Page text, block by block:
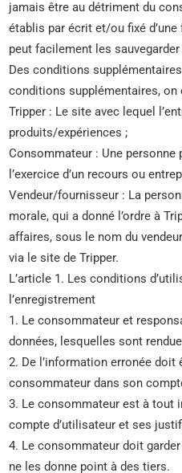
jamais être au détriment du
établis par écrit et/ou fixé
peut facilement les
Des conditions
conditions supplémentaires, on
Tripper : Le site avec lequel
produits/expériences ;
Consommateur : Une
l’exercice d’un recours ou
Vendeur/fournisseur : La
morale, qui a donné l’ordre à
affaires, sous le nom du
via le site de Tripper.
L’article 1. Les conditions
l’enregistrement
1. Le consommateur et
données, lesquelles sont
2. De l’information erronée doit
consommateur dans son
3. Le consommateur est à tout
compte d’utilisateur et ses
4. Le consommateur doit
ne les donne point à des tiers.